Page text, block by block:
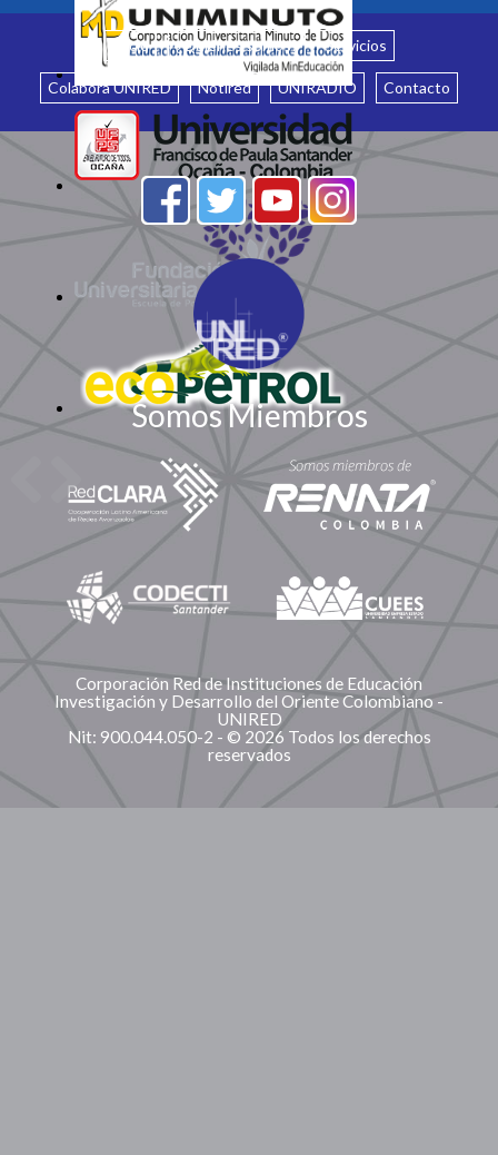
Inicio ¿Quiénes somos? Servicios
Colabora UNIRED Notired UNIRADIO Contacto
Somos Miembros
Corporación Red de Instituciones de Educación
Investigación y Desarrollo del Oriente Colombiano -
UNIRED
Nit: 900.044.050-2 - © 2026 Todos los derechos
reservados